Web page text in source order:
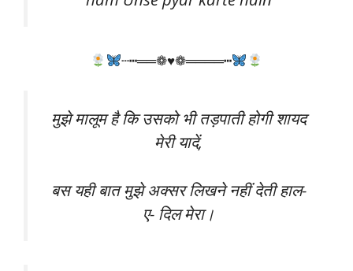
┄┅══❁♥❁════┅
मुझे मालूम है कि उसको भी तड़पाती होगी शायद
मेरी यादें,
बस यही बात मुझे अक्सर लिखने नहीं देती हाल-
ए- दिल मेरा।